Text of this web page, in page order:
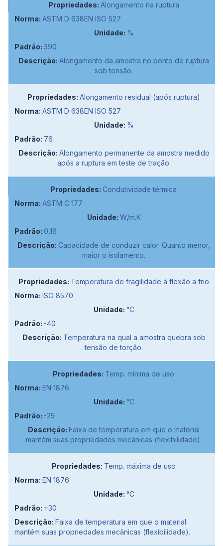
Alongamento na ruptura
ASTM D 638EN ISO 527
%
390
Alongamento da amostra no ponto de ruptura
sob tensão.
Alongamento residual (após ruptura)
ASTM D 638EN ISO 527
%
76
Alongamento permanente da amostra medido
após a ruptura em teste de tração.
Condutividade térmica
ASTM C 177
W/m.K
0,16
Capacidade de conduzir calor. Quanto menor,
maior o isolamento.
Temperatura de fragilidade à flexão a frio
ISO 8570
°C
-40
Temperatura na qual a amostra quebra sob
tensão de torção.
Temp. mínima de uso
EN 1876
°C
-25
Faixa de temperatura em que o material
mantém suas propriedades mecânicas (flexibilidade).
Temp. máxima de uso
EN 1876
°C
+30
Faixa de temperatura em que o material
mantém suas propriedades mecânicas (flexibilidade).